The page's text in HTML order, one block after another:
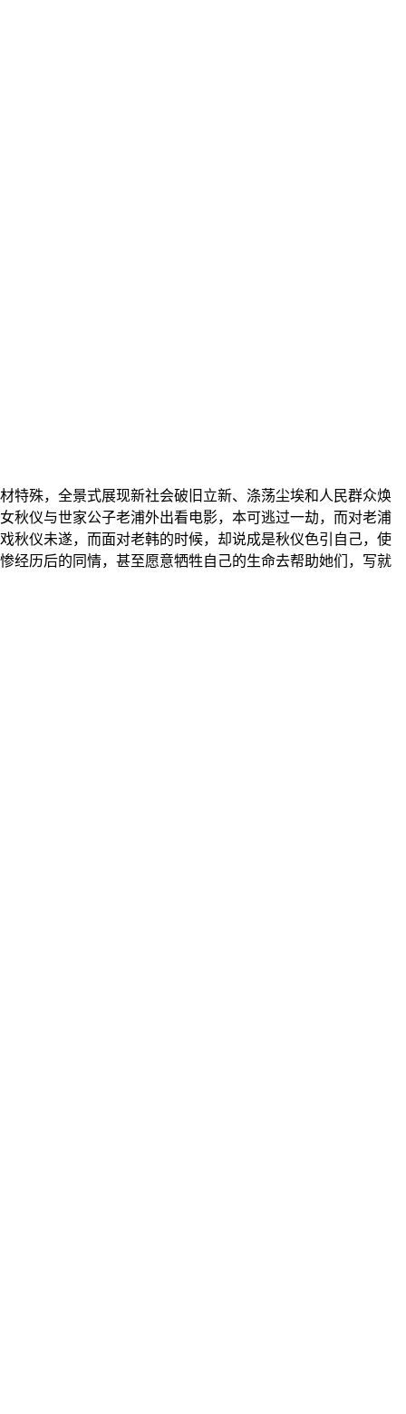
特殊，全景式展现新社会破旧立新、涤荡尘埃和人民群众焕
秋仪与世家公子老浦外出看电影，本可逃过一劫，而对老浦
秋仪未遂，而面对老韩的时候，却说成是秋仪色引自己，使
经历后的同情，甚至愿意牺牲自己的生命去帮助她们，写就